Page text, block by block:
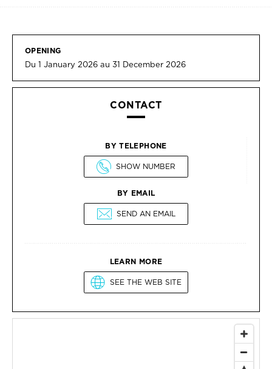
OPENING
Du 1 January 2026 au 31 December 2026
CONTACT
BY TELEPHONE
SHOW NUMBER
BY EMAIL
SEND AN EMAIL
LEARN MORE
SEE THE WEB SITE